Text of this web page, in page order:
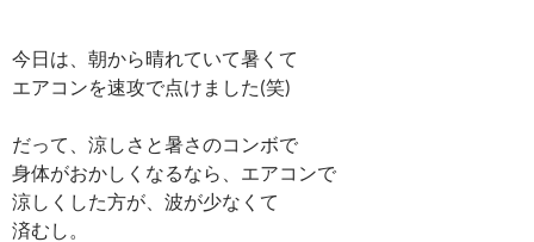
今日は、朝から晴れていて暑くて
エアコンを速攻で点けました(笑)
だって、涼しさと暑さのコンボで
身体がおかしくなるなら、エアコンで
涼しくした方が、波が少なくて
済むし。